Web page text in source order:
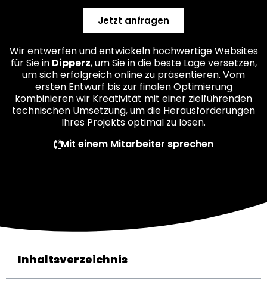
Jetzt anfragen
Wir entwerfen und entwickeln hochwertige Websites
für Sie in Dipperz, um Sie in die beste Lage versetzen,
um sich erfolgreich online zu präsentieren. Vom
ersten Entwurf bis zur finalen Optimierung
kombinieren wir Kreativität mit einer zielführenden
technischen Umsetzung, um die Herausforderungen
Ihres Projekts optimal zu lösen.
Mit einem Mitarbeiter sprechen
Inhaltsverzeichnis